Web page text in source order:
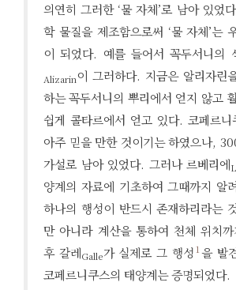
의연히 그러한 ‘물 자체’로 남아 있었
학 물질을 제조함으로써 ‘물 자체’는
이 되었다. 예를 들어서 꼭두서니의
Alizarin이 그러하다. 지금은 알리자린
하는 꼭두서니의 뿌리에서 얻지 않고
쉽게 콜타르에서 얻고 있다. 코페르니
아주 믿을 만한 것이기는 하였으나,
가설로 남아 있었다. 그러나 르베리에
양계의 자료에 기초하여 그때까지 알
하나의 행성이 반드시 존재하리라는
만 아니라 계산을 통하여 천체 위치
후 갈레Galle가 실제로 그 행성1을 발
코페르니쿠스의 태양계는 증명되었다.